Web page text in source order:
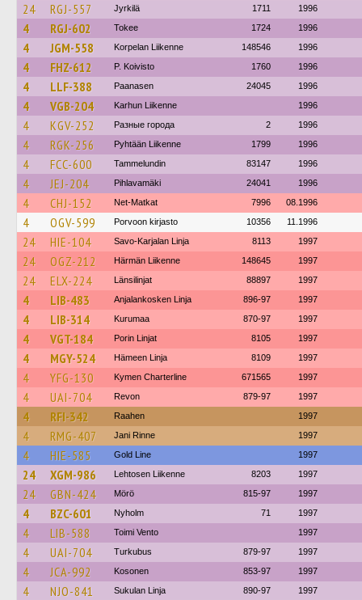
24 RGJ-557 Jyrkilä 1711 1996
4 RGJ-602 Tokee 1724 1996
4 JGM-558 Korpelan Liikenne 148546 1996
4 FHZ-612 P. Koivisto 1760 1996
4 LLF-388 Paanasen 24045 1996
4 VGB-204 Karhun Liikenne 1996
4 KGV-252 Разные города 2 1996
4 RGK-256 Pyhtään Liikenne 1799 1996
4 FCC-600 Tammelundin 83147 1996
4 JEJ-204 Pihlavamäki 24041 1996
4 CHJ-152 Net-Matkat 7996 08.1996
4 OGV-599 Porvoon kirjasto 10356 11.1996
24 HIE-104 Savo-Karjalan Linja 8113 1997
24 OGZ-212 Härmän Liikenne 148645 1997
24 ELX-224 Länsilinjat 88897 1997
4 LIB-483 Anjalankosken Linja 896-97 1997
4 LIB-314 Kurumaa 870-97 1997
4 VGT-184 Porin Linjat 8105 1997
4 MGY-524 Hämeen Linja 8109 1997
4 YFG-130 Kymen Charterline 671565 1997
4 UAI-704 Revon 879-97 1997
4 RFI-342 Raahen 1997
4 RMG-407 Jani Rinne 1997
4 HIE-585 Gold Line 1997
24 XGM-986 Lehtosen Liikenne 8203 1997
24 GBN-424 Mörö 815-97 1997
4 BZC-601 Nyholm 71 1997
4 LIB-588 Toimi Vento 1997
4 UAI-704 Turkubus 879-97 1997
4 JCA-992 Kosonen 853-97 1997
4 NJO-841 Sukulan Linja 890-97 1997